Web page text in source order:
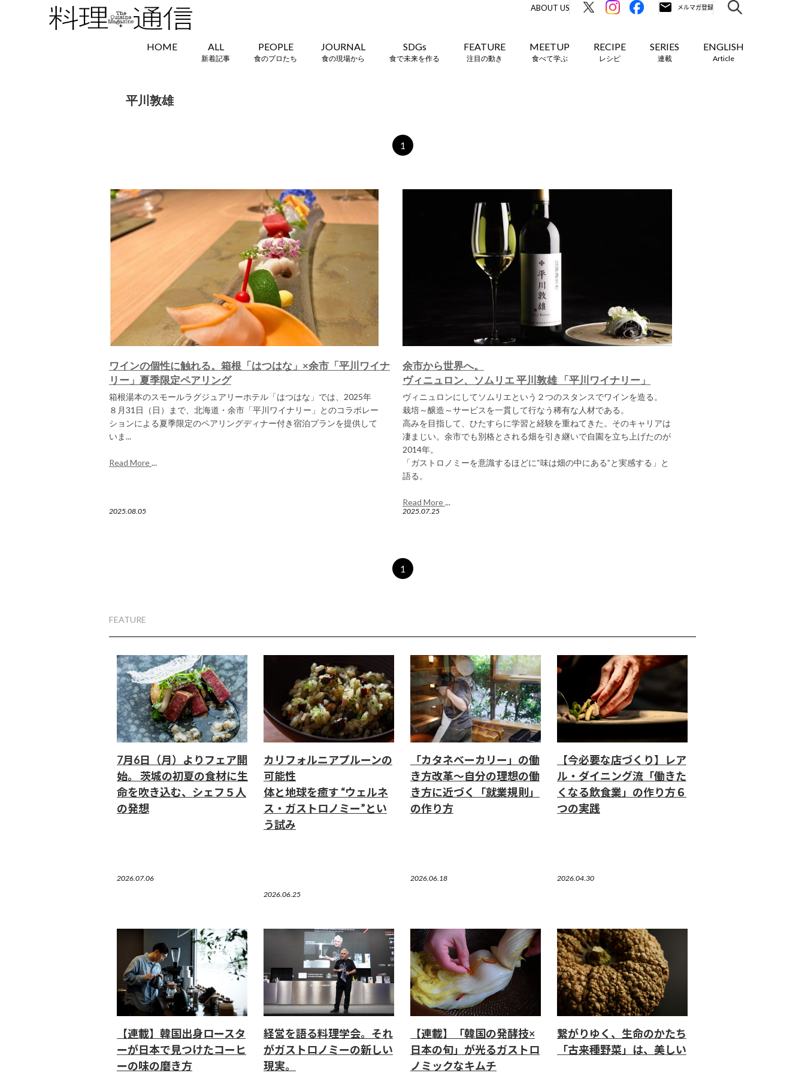
ABOUT US
HOME ALL
新着記事
PEOPLE
食のプロたち
JOURNAL
食の現場から
SDGs
食で未来を作る
FEATURE
注目の動き
MEETUP
食べて学ぶ
RECIPE
レシピ
SERIES
連載
ENGLISH
Article
平川敦雄
1
ワインの個性に触れる。箱根「はつはな」×余市「平川ワイナ
リー」夏季限定ペアリング
箱根湯本のスモールラグジュアリーホテル「はつはな」では、2025年
８月31日（日）まで、北海道・余市「平川ワイナリー」とのコラボレー
ションによる夏季限定のペアリングディナー付き宿泊プランを提供して
いま...
Read More...
2025.08.05
余市から世界へ。
ヴィニュロン、ソムリエ 平川敦雄 「平川ワイナリー」
ヴィニュロンにしてソムリエという２つのスタンスでワインを造る。
栽培～醸造～サービスを一貫して行なう稀有な人材である。
高みを目指して、ひたすらに学習と経験を重ねてきた。そのキャリアは
凄まじい。余市でも別格とされる畑を引き継いで自園を立ち上げたのが
2014年。
「ガストロノミーを意識するほどに“味は畑の中にある”と実感する」と
語る。
Read More...
2025.07.25
1
FEATURE
7月6日（月）よりフェア開
始。 茨城の初夏の食材に生
命を吹き込む、シェフ５人
の発想
2026.07.06
カリフォルニアプルーンの
可能性
体と地球を癒す “ウェルネ
ス・ガストロノミー”とい
う試み
2026.06.25
「カタネベーカリー」の働
き方改革～自分の理想の働
き方に近づく「就業規則」
の作り方
2026.06.18
【今必要な店づくり】レア
ル・ダイニング流「働きた
くなる飲食業」の作り方６
つの実践
2026.04.30
【連載】韓国出身ロースタ
ーが日本で見つけたコーヒ
ーの味の磨き方
経営を語る料理学会。それ
がガストロノミーの新しい
現実。
【連載】「韓国の発酵技×
日本の旬」が光るガストロ
ノミックなキムチ
繋がりゆく、生命のかたち
「古来種野菜」は、美しい